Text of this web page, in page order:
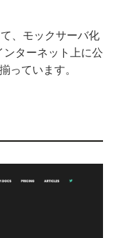
、モックサーバ化
ターネット上に公
っています。